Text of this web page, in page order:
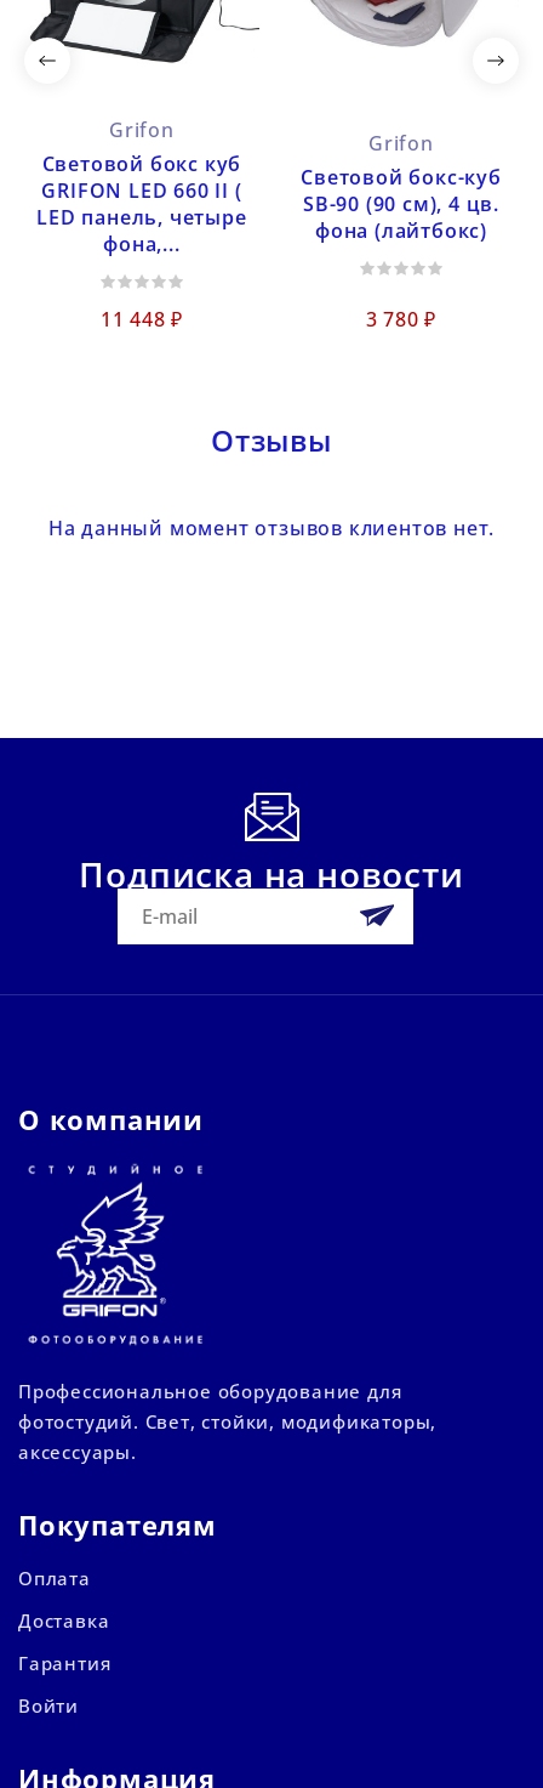
Grifon
Световой бокс куб
GRIFON LED 660 II (
LED панель, четыре
фона,...
11 448 ₽
Grifon
Световой бокс-куб
SB-90 (90 см), 4 цв.
фона (лайтбокс)
3 780 ₽
Отзывы
На данный момент отзывов клиентов нет.
Подписка на новости
О компании
Профессиональное оборудование для
фотостудий. Свет, стойки, модификаторы,
аксессуары.
Покупателям
Оплата
Доставка
Гарантия
Войти
Информация